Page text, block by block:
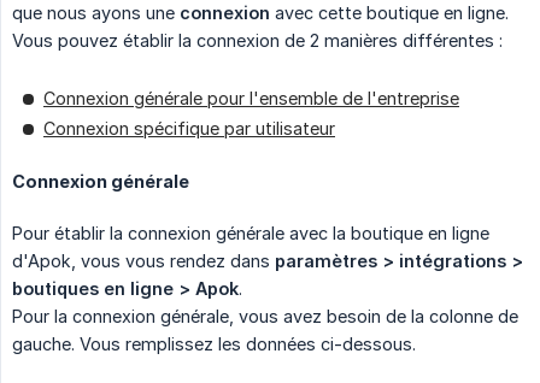
que nous ayons une connexion avec cette boutique en ligne.
Vous pouvez établir la connexion de 2 manières différentes :
Connexion générale pour l'ensemble de l'entreprise
Connexion spécifique par utilisateur
Connexion générale
Pour établir la connexion générale avec la boutique en ligne
d'Apok, vous vous rendez dans paramètres > intégrations >
boutiques en ligne > Apok.
Pour la connexion générale, vous avez besoin de la colonne de
gauche. Vous remplissez les données ci-dessous.